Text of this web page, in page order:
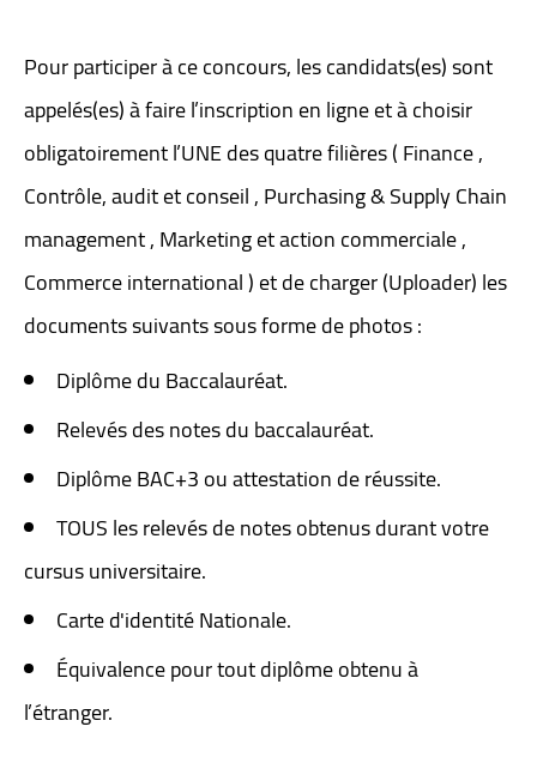
Pour participer à ce concours, les candidats(es) sont
appelés(es) à faire l’inscription en ligne et à choisir
obligatoirement l’UNE des quatre filières ( Finance ,
Contrôle, audit et conseil , Purchasing & Supply Chain
management , Marketing et action commerciale ,
Commerce international ) et de charger (Uploader) les
documents suivants sous forme de photos :
Diplôme du Baccalauréat.
Relevés des notes du baccalauréat.
Diplôme BAC+3 ou attestation de réussite.
TOUS les relevés de notes obtenus durant votre
cursus universitaire.
Carte d'identité Nationale.
Équivalence pour tout diplôme obtenu à
l’étranger.